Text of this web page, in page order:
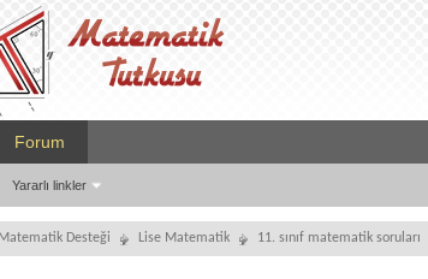
Forum
Yararlı linkler
Matematik Desteği Lise Matematik 11. sınıf matematik soruları